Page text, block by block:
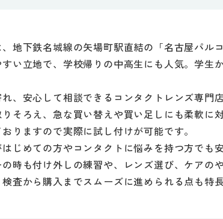
地下鉄名城線の矢場町駅直結の「名古屋パル
い立地で、学校帰りの中高生にも人気。学生
、安心して相談できるコンタクトレンズ専門
そろえ、急な買い替えや買い足しにも柔軟に
りますので実際に試し付けが可能です。
じめての方やコンタクトに悩みを持つ方でも
時も付け外しの練習や、レンズ選び、ケアの
査から購入までスムーズに進められる点も特